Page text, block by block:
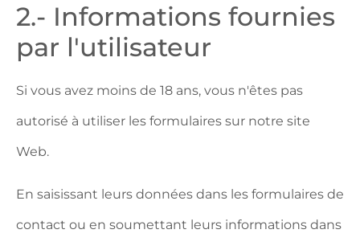
2.- Informations fournies
par l'utilisateur
Si vous avez moins de 18 ans, vous n'êtes pas
autorisé à utiliser les formulaires sur notre site
Web.
En saisissant leurs données dans les formulaires de
contact ou en soumettant leurs informations dans